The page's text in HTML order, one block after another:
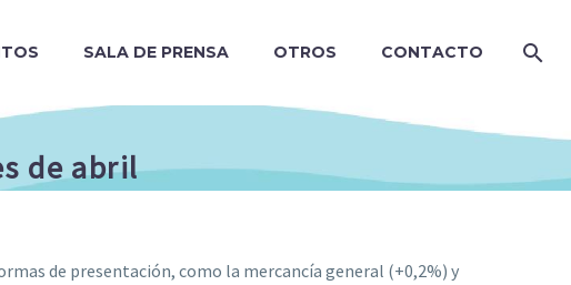
SALA DE PRENSA OTROS CONTACTO
de abril
de presentación, como la mercancía general (+0,2%) y